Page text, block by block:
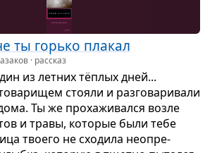
ты горько пла­кал
· рассказ
из лет­них тёплых дней...
сто­яли и раз­го­ва­ри­вали
Ты же про­ха­жи­вался возле
и травы, кото­рые были тебе
тво­его не схо­дила неопре­